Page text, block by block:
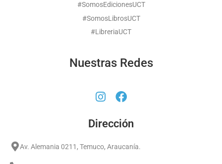
#SomosEdicionesUCT
#SomosLibrosUCT
#LibreriaUCT
Nuestras Redes
Dirección
Av. Alemania 0211, Temuco, Araucanía.